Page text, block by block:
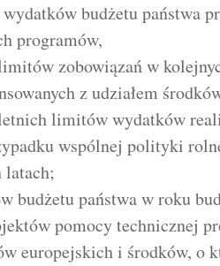
budżetu państwa
programów,
zobowiązań w
z udziałem
limitów wydatków
wspólnej polityki
latach;
budżetu państwa w roku
pomocy technicznej
europejskich i środków, o